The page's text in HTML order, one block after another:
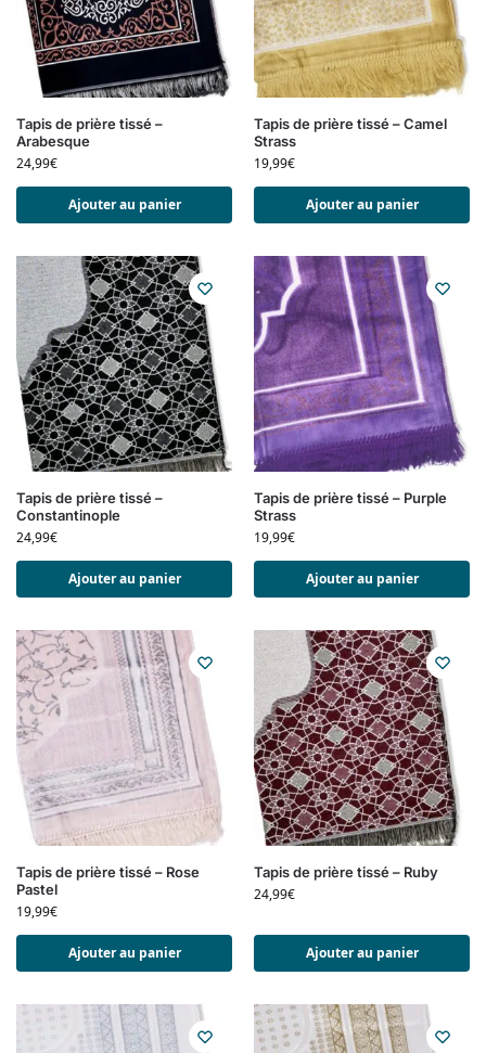
Tapis de prière tissé –
Arabesque
24,99€
Ajouter au panier
Tapis de prière tissé – Camel
Strass
19,99€
Ajouter au panier
Tapis de prière tissé –
Constantinople
24,99€
Ajouter au panier
Tapis de prière tissé – Purple
Strass
19,99€
Ajouter au panier
Tapis de prière tissé – Rose
Pastel
19,99€
Ajouter au panier
Tapis de prière tissé – Ruby
24,99€
Ajouter au panier